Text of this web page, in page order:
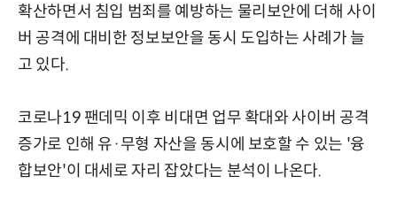
확산하면서 침입 범죄를 예방하는 물리보안에 더해 사이
버 공격에 대비한 정보보안을 동시 도입하는 사례가 늘
고 있다.
코로나19 팬데믹 이후 비대면 업무 확대와 사이버 공격
증가로 인해 유·무형 자산을 동시에 보호할 수 있는 '융
합보안'이 대세로 자리 잡았다는 분석이 나온다.